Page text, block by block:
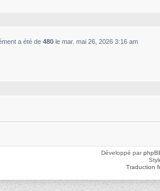
a été de 480 le mar. mai 26, 2026 3:16 am
Développé par
Traduction